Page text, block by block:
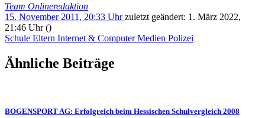
Team Onlineredaktion
15. November 2011, 20:33 Uhrzuletzt geändert: 1. März 2022,
21:46 Uhr()
Schule Eltern Internet & ComputerMedien Polizei
Ähnliche Beiträge
BOGENSPORT AG: Erfolgreich beim Hessischen Schulvergleich 2008